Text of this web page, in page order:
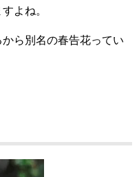
よね。
ら別名の春告花ってい